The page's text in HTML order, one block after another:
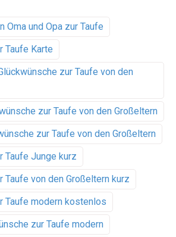
Oma und Opa zur Taufe
Taufe Karte
zur Taufe von den
zur Taufe von den Großeltern
zur Taufe von den Großeltern
Taufe Junge kurz
Taufe von den Großeltern kurz
Taufe modern kostenlos
zur Taufe modern